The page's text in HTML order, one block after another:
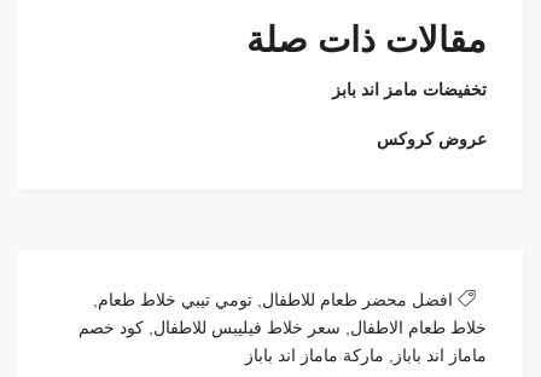
مقالات ذات صلة
تخفيضات مامز اند بابز
عروض كروكس
افضل محضر طعام للاطفال, تومي تيبي خلاط طعام,
خلاط طعام الاطفال, سعر خلاط فيليبس للاطفال, كود خصم
ماماز اند باباز , ماركة ماماز اند باباز